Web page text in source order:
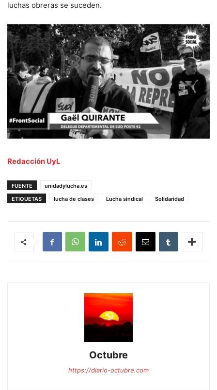
luchas obreras se suceden.
Redacción UyL
FUENTE
unidadylucha.es
ETIQUETAS
lucha de clases Lucha sindical Solidaridad
Octubre
https://diario-octubre.com